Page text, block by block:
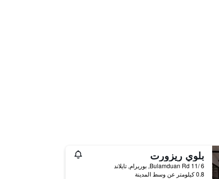
بلوي ريزورت
6 /11 Bulamduan Rd, بوريرام, تايلاند
0.8 كيلومتر عن وسط المدينة